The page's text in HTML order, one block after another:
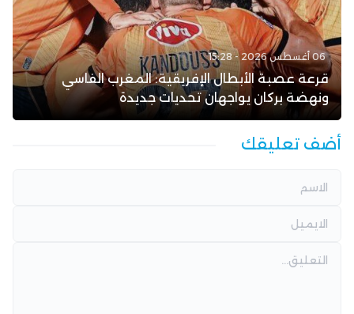
06 أغسطس 2026 - 15:28
قرعة عصبة الأبطال الإفريقية: المغرب الفاسي
ونهضة بركان يواجهان تحديات جديدة
أضف تعليقك